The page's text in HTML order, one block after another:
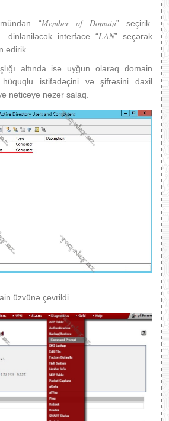
“Member of Domain” seçirik.
dinləniləcək interface “LAN” seçərək
edirik.
altında isə uyğun olaraq domain
hüquqlu istifadəçini və şifrəsini daxil
nəticəyə nəzər salaq.
üzvünə çevrildi.